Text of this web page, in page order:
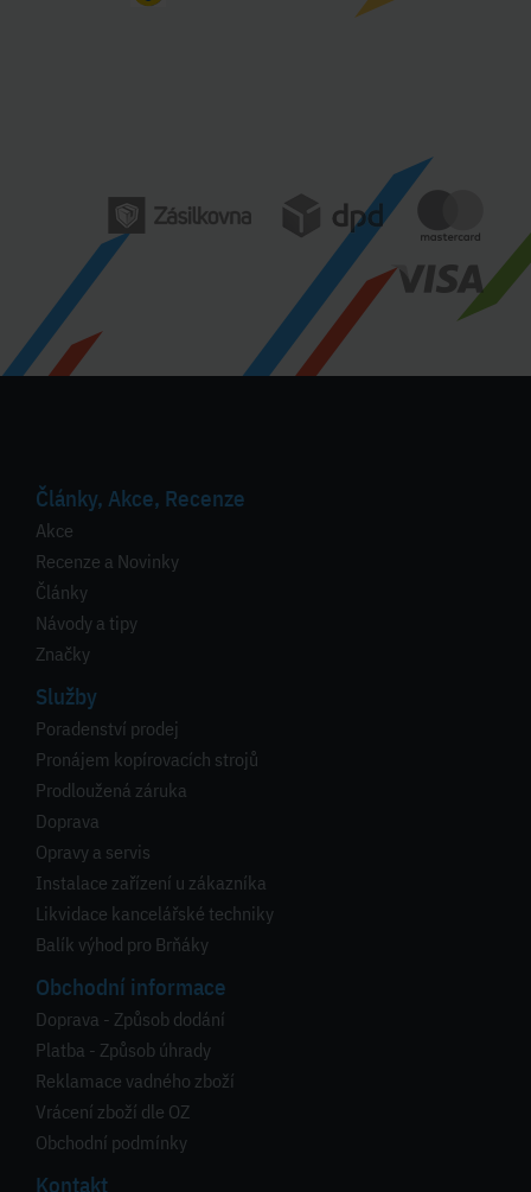
Články, Akce, Recenze
Akce
Recenze a Novinky
Články
Návody a tipy
Značky
Služby
Poradenství prodej
Pronájem kopírovacích strojů
Prodloužená záruka
Doprava
Opravy a servis
Instalace zařízení u zákazníka
Likvidace kancelářské techniky
Balík výhod pro Brňáky
Obchodní informace
Doprava - Způsob dodání
Platba - Způsob úhrady
Reklamace vadného zboží
Vrácení zboží dle OZ
Obchodní podmínky
Kontakt